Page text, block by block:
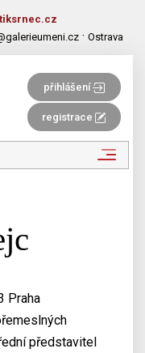
· Ostrava
přihlášení
registrace
Praha
představitel